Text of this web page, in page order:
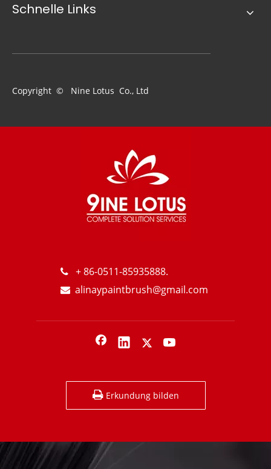
35x120mm Black PBT Kunststoff Griff Sparen Sie Ölwandfarbe Pinsel
Ähnliche Neuigkeiten
Wie die besten Farbrollen für Sie wählen?
Schnelle Links
Copyright © Nine Lotus Co., Ltd
 + 86-0511-85935888.
 alinaypaintbrush@gmail.com
Erkundung bilden